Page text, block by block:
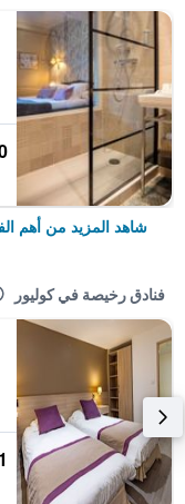
شاهد المزيد من أهم
فنادق رخيصة في كوليور